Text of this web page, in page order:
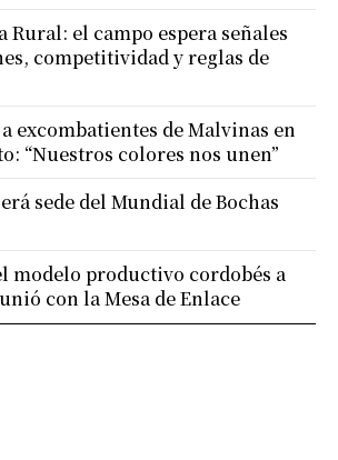
Rural: el campo espera señales
competitividad y reglas de
excombatientes de Malvinas en
“Nuestros colores nos unen”
sede del Mundial de Bochas
modelo productivo cordobés a
con la Mesa de Enlace